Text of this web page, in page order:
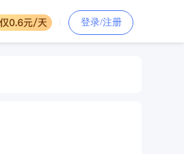
登录/注册